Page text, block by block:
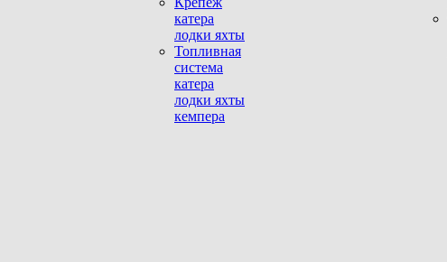
катера
лодки яхты
Топливная
система
катера
лодки яхты
кемпера